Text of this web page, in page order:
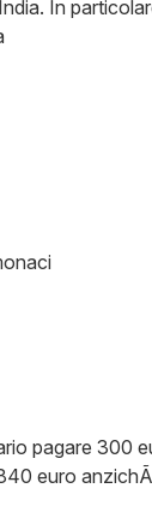
In
pagare 300
euro